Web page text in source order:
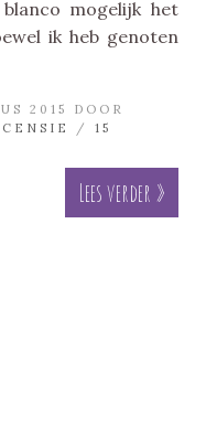
mogelijk het
ik heb genoten
2015 DOOR
/ 15
Lees verder »